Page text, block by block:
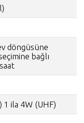
döngüsüne
bağlı
1 ila 4W (UHF)